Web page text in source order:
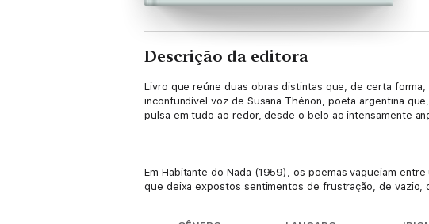
Descrição da editora
Livro que reúne duas obras distintas que, de certa
inconfundível voz de Susana Thénon, poeta argentina
pulsa em tudo ao redor, desde o belo ao intensamente
Em Habitante do Nada (1959), os poemas vagueiam
que deixa expostos sentimentos de frustração, de vazio,